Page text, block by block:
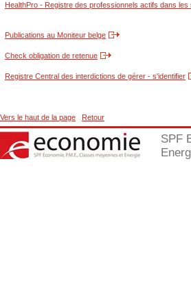
HealthPro - Registre des professionnels actifs dans les
Publications au Moniteur belge
Check obligation de retenue
Registre Central des interdictions de gérer - s'identifier
Vers le haut de la page Retour
SPF